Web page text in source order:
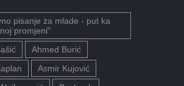
pisanje za mlade - put ka
promjeni"
Ahmed Burić
Asmir Kujović